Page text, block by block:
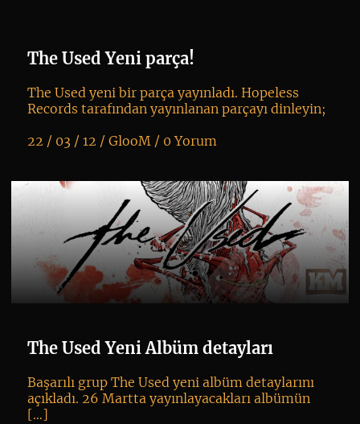
The Used Yeni parça!
The Used yeni bir parça yayınladı. Hopeless
Records tarafından yayınlanan parçayı dinleyin;
22 / 03 / 12 / GlooM/ 0 Yorum
The Used Yeni Albüm detayları
Başarılı grup The Used yeni albüm detaylarını
açıkladı. 26 Martta yayınlayacakları albümün
[…]